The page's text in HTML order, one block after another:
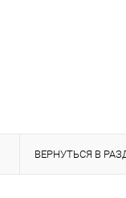
ВЕРНУТЬСЯ В